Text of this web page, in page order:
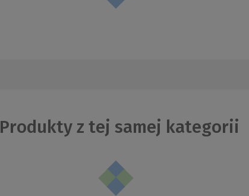
Produkty z tej samej kategorii